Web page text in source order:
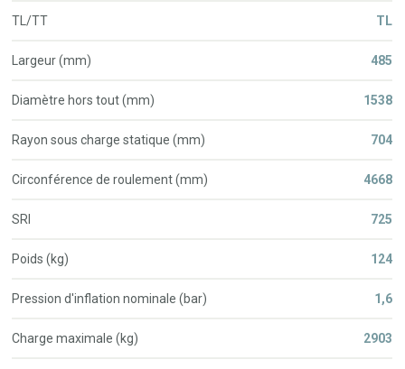
TL/TT TL
Largeur (mm) 485
Diamètre hors tout (mm) 1538
Rayon sous charge statique (mm) 704
Circonférence de roulement (mm) 4668
SRI 725
Poids (kg) 124
Pression d'inflation nominale (bar) 1,6
Charge maximale (kg) 2903